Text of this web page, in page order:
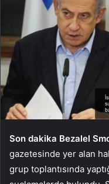
Son dakika Bezalel
gazetesinde yer alan
grup toplantısında